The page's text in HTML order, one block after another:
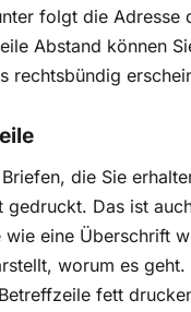
Norm 5008
E-Mail unter
und
Arbeit wissen.
Zusammenarbeit“?
und empathisch!
ein Muster für ein
- natürlich JETZT
weiter, stilvolle
folgt die Adresse
Abstand können
rechtsbündig
die Sie
gedruckt. Das ist
wie eine Überschrift
worum es
fett